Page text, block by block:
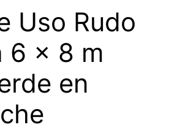
Uso Rudo
6 x 8 m
en